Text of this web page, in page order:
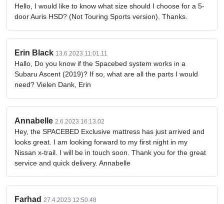
Hello, I would like to know what size should I choose for a 5-
door Auris HSD? (Not Touring Sports version). Thanks.
Erin Black 13.6.2023 11:01.11
Hallo, Do you know if the Spacebed system works in a
Subaru Ascent (2019)? If so, what are all the parts I would
need? Vielen Dank, Erin
Annabelle 2.6.2023 16:13.02
Hey, the SPACEBED Exclusive mattress has just arrived and
looks great. I am looking forward to my first night in my
Nissan x-trail. I will be in touch soon. Thank you for the great
service and quick delivery. Annabelle
Farhad 27.4.2023 12:50.48